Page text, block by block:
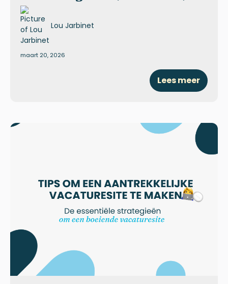
Lou Jarbinet
maart 20, 2026
Lees meer